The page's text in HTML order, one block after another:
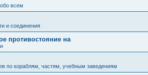
всем
и соединения
противостояние на
по кораблям, частям, учебным заведениям